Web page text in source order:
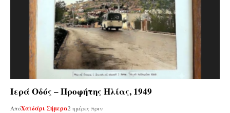
Ιερά Οδός – Προφήτης Ηλίας, 1949
ΑπόΧαϊδάρι Σήμερα2 ημέρες πριν